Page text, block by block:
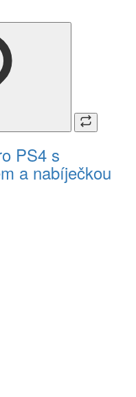
PS4 s
a nabíječkou